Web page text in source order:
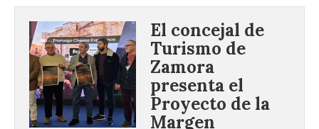
El concejal de
Turismo de
Zamora
presenta el
Proyecto de la
Margen